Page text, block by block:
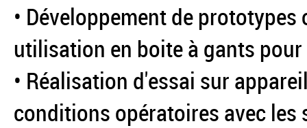
• Développement de
utilisation en boite à gants
• Réalisation d'essai sur
conditions opératoires avec